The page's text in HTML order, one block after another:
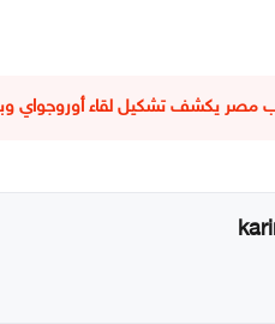
مصر يكشف تشكيل لقاء أوروجواي